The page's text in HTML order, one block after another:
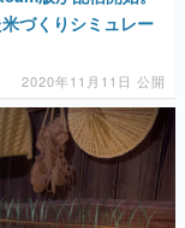
づくりシミュレー
2020年11月11日 公開